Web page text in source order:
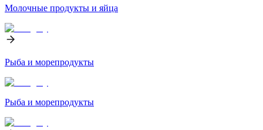
Молочные продукты и яйца
Рыба и морепродукты
Рыба и морепродукты